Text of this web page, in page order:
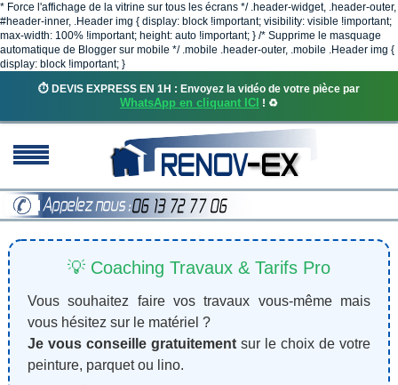
* Force l'affichage de la vitrine sur tous les écrans */ .header-widget, .header-outer,
#header-inner, .Header img { display: block !important; visibility: visible !important;
max-width: 100% !important; height: auto !important; } /* Supprime le masquage
automatique de Blogger sur mobile */ .mobile .header-outer, .mobile .Header img {
display: block !important; }
⏱️ DEVIS EXPRESS EN 1H : Envoyez la vidéo de votre pièce par
WhatsApp en cliquant ICI ! ♻️
💡 Coaching Travaux & Tarifs Pro
Vous souhaitez faire vos travaux vous-même mais
vous hésitez sur le matériel ?
Je vous conseille gratuitementsur le choix de votre
peinture, parquet ou lino.